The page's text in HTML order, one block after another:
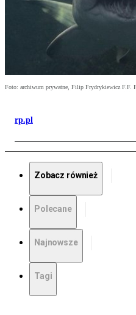
Foto: archiwum prywatne, Filip Frydrykiewicz F.F.
rp.pl
Zobacz również
Polecane
Najnowsze
Tagi